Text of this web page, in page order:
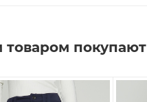
товаром покупают